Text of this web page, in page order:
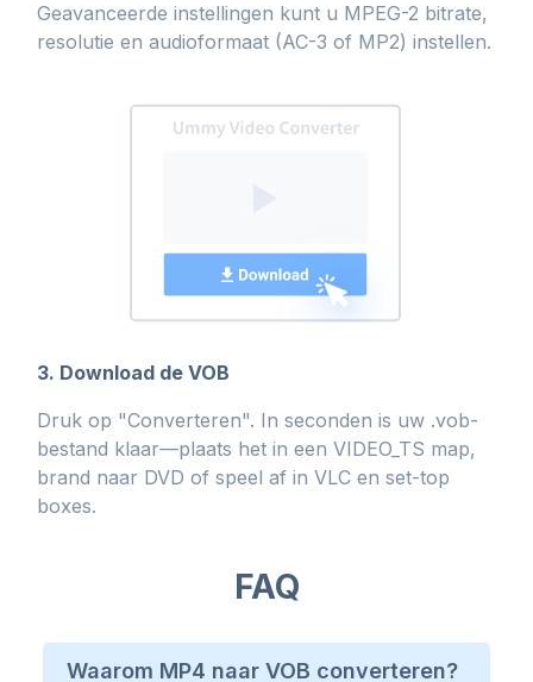
Geavanceerde instellingen kunt u MPEG-2 bitrate,
resolutie en audioformaat (AC-3 of MP2) instellen.
3. Download de VOB
Druk op "Converteren". In seconden is uw .vob-
bestand klaar—plaats het in een VIDEO_TS map,
brand naar DVD of speel af in VLC en set-top
boxes.
FAQ
Waarom MP4 naar VOB converteren?